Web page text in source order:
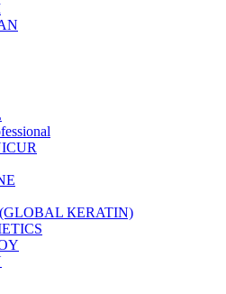
КЕRATIN)